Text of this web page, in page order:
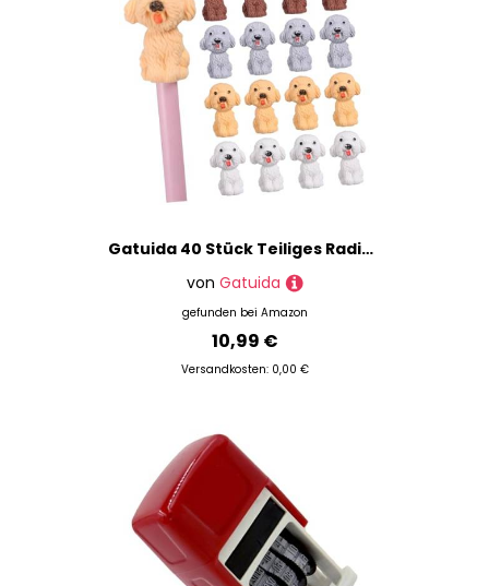
Gatuida 40 Stück Teiliges Radiergummi Niedlichen Tpr teddyhund motiven Kleine Radiergummis zum Aufstecken Bleistifte Farblich Sortiert Weiß Gelb Braun für Schüler
von Gatuida
gefunden bei Amazon
10,99 €
Versandkosten: 0,00 €